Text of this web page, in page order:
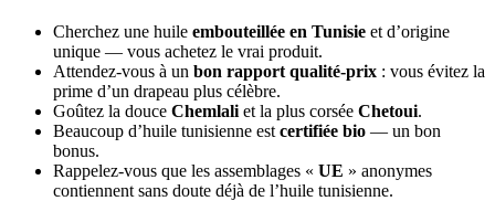
Cherchez une huile embouteillée en Tunisie et d’origine
unique — vous achetez le vrai produit.
Attendez-vous à un bon rapport qualité-prix : vous évitez la
prime d’un drapeau plus célèbre.
Goûtez la douce Chemlali et la plus corsée Chetoui.
Beaucoup d’huile tunisienne est certifiée bio — un bon
bonus.
Rappelez-vous que les assemblages « UE » anonymes
contiennent sans doute déjà de l’huile tunisienne.